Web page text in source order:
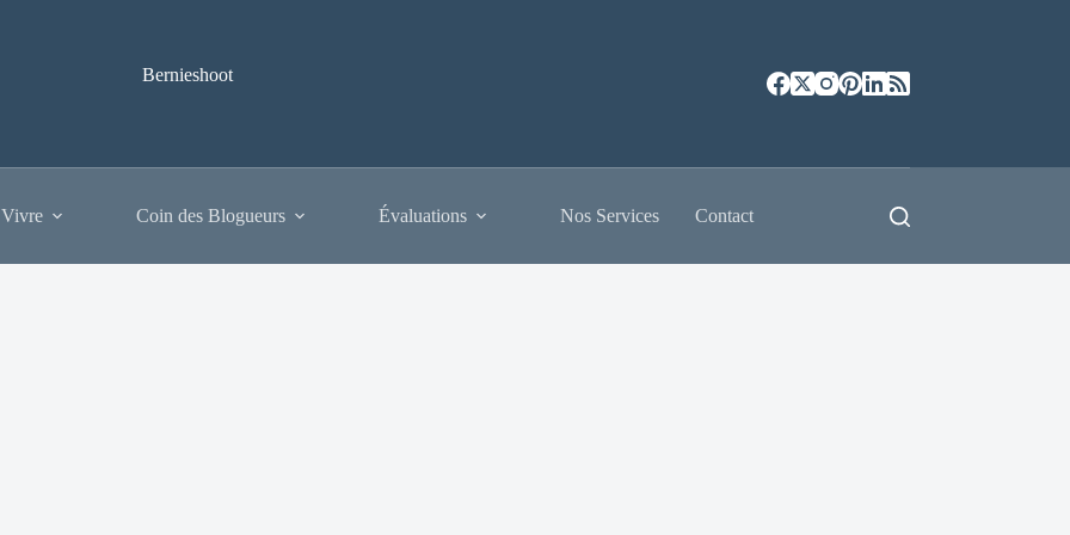
Bernieshoot
Coin des Blogueurs Évaluations Nos Services Contact